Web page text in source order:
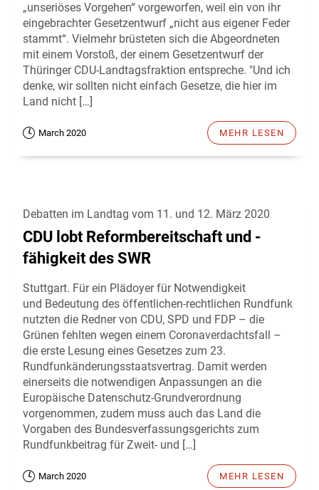
„unseriöses Vorgehen“ vorgeworfen, weil ein von ihr
eingebrachter Gesetzentwurf „nicht aus eigener Feder
stammt“. Vielmehr brüsteten sich die Abgeordneten
mit einem Vorstoß, der einem Gesetzentwurf der
Thüringer CDU-Landtagsfraktion entspreche. "Und ich
denke, wir sollten nicht einfach Gesetze, die hier im
Land nicht […]
March 2020 MEHR LESEN
Debatten im Landtag vom 11. und 12. März 2020
CDU lobt Reformbereitschaft und -
fähigkeit des SWR
Stuttgart. Für ein Plädoyer für Notwendigkeit
und Bedeutung des öffentlichen-rechtlichen Rundfunk
nutzten die Redner von CDU, SPD und FDP – die
Grünen fehlten wegen einem Coronaverdachtsfall –
die erste Lesung eines Gesetzes zum 23.
Rundfunkänderungsstaatsvertrag. Damit werden
einerseits die notwendigen Anpassungen an die
Europäische Datenschutz-Grundverordnung
vorgenommen, zudem muss auch das Land die
Vorgaben des Bundesverfassungsgerichts zum
Rundfunkbeitrag für Zweit- und […]
March 2020 MEHR LESEN